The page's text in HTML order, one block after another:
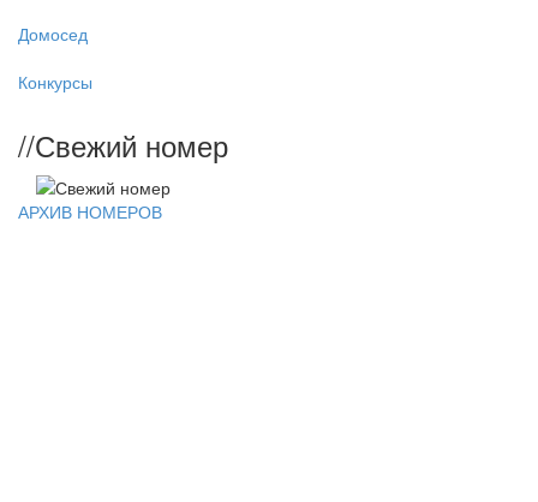
Домосед
Конкурсы
//Свежий номер
АРХИВ НОМЕРОВ